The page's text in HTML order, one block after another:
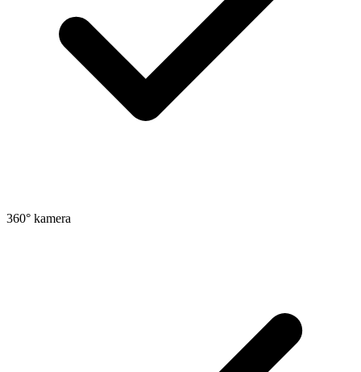
360° kamera